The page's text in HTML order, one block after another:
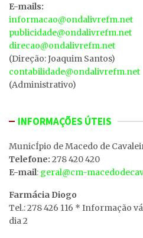
E-mails:
informacao@ondalivrefm.net
publicidade@ondalivrefm.net
direcao@ondalivrefm.net
(Direção: Joaquim Santos)
contabilidade@ondalivrefm.net
(Administrativo)
INFORMAÇÕES ÚTEIS
MunicÍpio de Macedo de
Telefone: 278 420 420
E-mail: geral@cm-
Farmácia Diogo
Tel.: 278 426 116 * Informação
dia 2